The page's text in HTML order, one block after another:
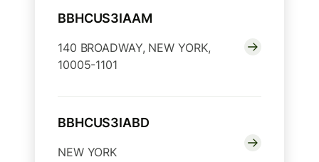
BBHCUS3IAAM
140 BROADWAY, NEW YORK,
10005-1101
BBHCUS3IABD
NEW YORK